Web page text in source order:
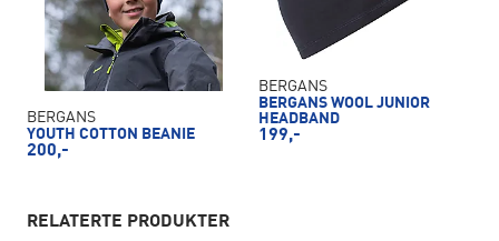
BERGANS
YOUTH COTTON BEANIE
200,-
BERGANS
BERGANS WOOL JUNIOR
HEADBAND
199,-
RELATERTE PRODUKTER